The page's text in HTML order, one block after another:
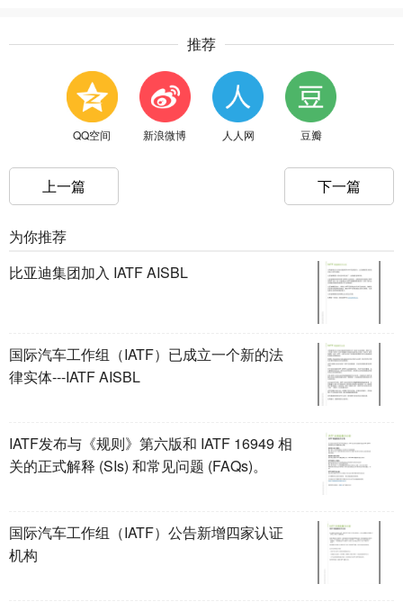
推荐
QQ空间 新浪微博 人人网 豆瓣
上一篇 下一篇
为你推荐
比亚迪集团加入 IATF AISBL
国际汽车工作组（IATF）已成立一个新的法
律实体---IATF AISBL
IATF发布与《规则》第六版和 IATF 16949 相
关的正式解释 (SIs) 和常见问题 (FAQs)。
国际汽车工作组（IATF）公告新增四家认证
机构